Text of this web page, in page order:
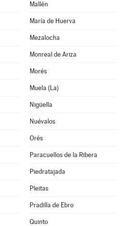
Mallén
María de Huerva
Mezalocha
Monreal de Ariza
Morés
Muela (La)
Nigüella
Nuévalos
Orés
Paracuellos de la Ribera
Piedratajada
Pleitas
Pradilla de Ebro
Quinto